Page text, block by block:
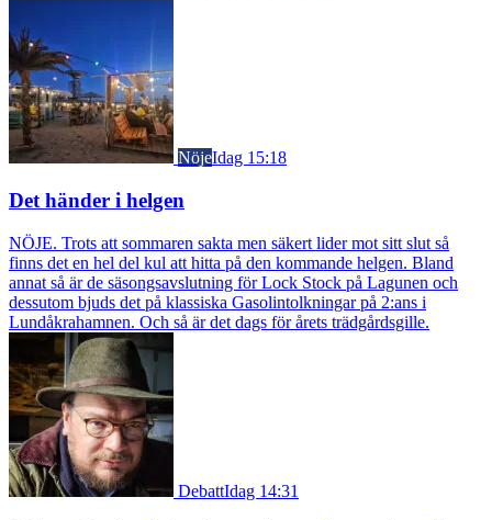
NöjeIdag 15:18
Det händer i helgen
NÖJE. Trots att sommaren sakta men säkert lider mot sitt slut så
finns det en hel del kul att hitta på den kommande helgen. Bland
annat så är de säsongsavslutning för Lock Stock på Lagunen och
dessutom bjuds det på klassiska Gasolintolkningar på 2:ans i
Lundåkrahamnen. Och så är det dags för årets trädgårdsgille.
DebattIdag 14:31